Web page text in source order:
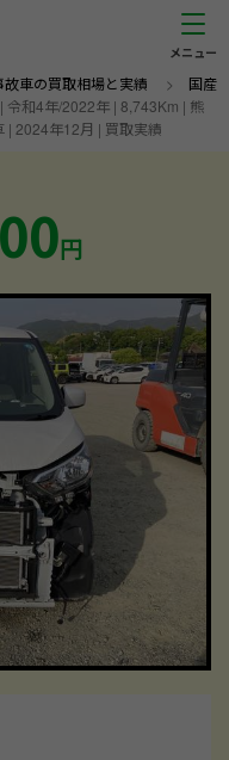
車の買取相場と実績 > 国産
令和4年/2022年 | 8,743Km | 熊
| 2024年12月 | 買取実績
円